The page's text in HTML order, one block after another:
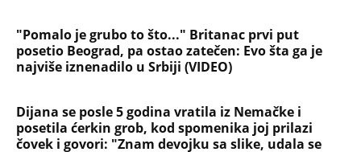
"Pomalo je grubo to što..." Britanac prvi put
posetio Beograd, pa ostao zatečen: Evo šta ga je
najviše iznenadilo u Srbiji (VIDEO)
Dijana se posle 5 godina vratila iz Nemačke i
posetila ćerkin grob, kod spomenika joj prilazi
čovek i govori: "Znam devojku sa slike, udala se